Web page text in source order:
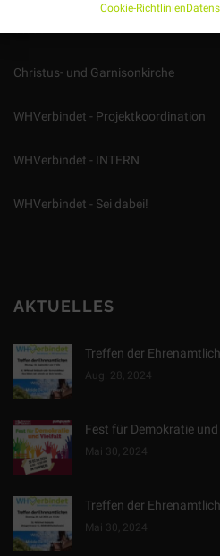
Cookie-Richtlinien
Christus- und Garnisonkirche
WHVerbindet - Projektkoordination
WHVerbindet - INTERN
WHVerbindet - Sei dabei!
AKTUELLES
Treffen der
Aug. 28, 2024
Fest für Demokratie
Mai 30, 2024
Treffen der
Mai 30, 2024